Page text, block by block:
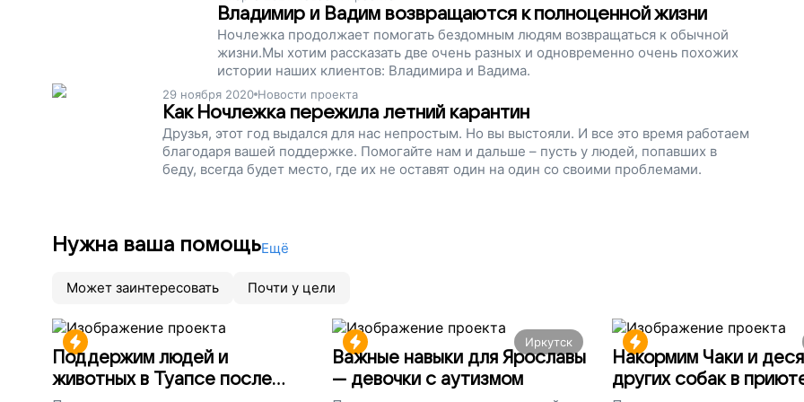
Владимир и Вадим возвращаются к полноценной жизни
Ночлежка продолжает помогать бездомным людям возвращаться к обычной
жизни.Мы хотим рассказать две очень разных и одновременно очень похожих
истории наших клиентов: Владимира и Вадима.
29 ноября 2020 Новости проекта
Как Ночлежка пережила летний карантин
Друзья, этот год выдался для нас непростым. Но вы выстояли. И все это время работаем
благодаря вашей поддержке. Помогайте нам и дальше – пусть у людей, попавших в
беду, всегда будет место, где их не оставят один на один со своими проблемами.
Нужна ваша помощьЕщё
Может заинтересовать Почти у цели
Поддержим людей и
животных в Туапсе после
Иркутск
Важные навыки для Ярославы
— девочки с аутизмом
Накормим Чаки и
других собак в